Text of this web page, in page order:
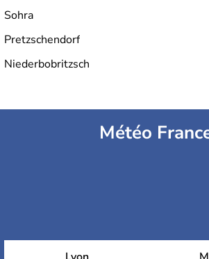
Sohra
Pretzschendorf
Niederbobritzsch
Météo